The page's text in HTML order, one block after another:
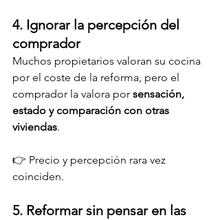
4. Ignorar la percepción del
comprador
Muchos propietarios valoran su cocina
por el coste de la reforma, pero el
comprador la valora por sensación,
estado y comparación con otras
viviendas.
👉 Precio y percepción rara vez
coinciden.
5. Reformar sin pensar en las